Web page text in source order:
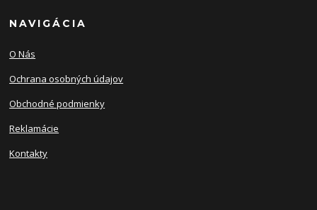
NAVIGÁCIA
O Nás
Ochrana osobných údajov
Obchodné podmienky
Reklamácie
Kontakty